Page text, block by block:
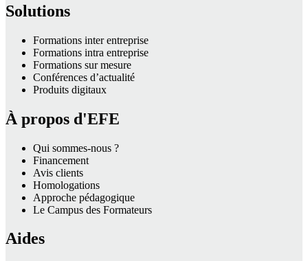
Solutions
Formations inter entreprise
Formations intra entreprise
Formations sur mesure
Conférences d’actualité
Produits digitaux
À propos d'EFE
Qui sommes-nous ?
Financement
Avis clients
Homologations
Approche pédagogique
Le Campus des Formateurs
Aides